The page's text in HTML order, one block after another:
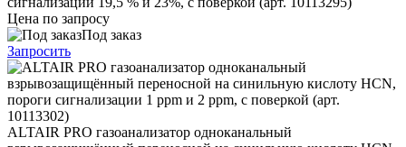
Цена по запросу
Под заказ
Запросить
ALTAIR PRO газоанализатор одноканальный